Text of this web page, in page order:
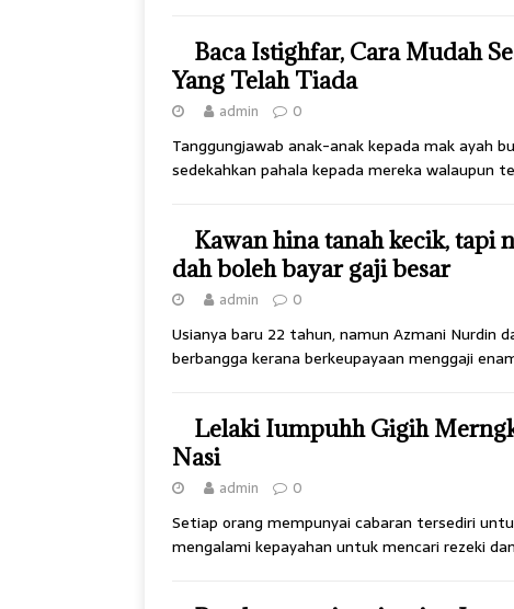
Baca Istighfar, Cara Mudah
Yang Telah Tiada
admin 0
Tanggungjawab anak-anak kepada mak ayah
sedekahkan pahala kepada mereka walaupun
Kawan hina tanah kecik, tapi
dah boleh bayar gaji besar
admin 0
Usianya baru 22 tahun, namun Azmani Nurdin
berbangga kerana berkeupayaan menggaji
Lelaki Iumpuhh Gigih
Nasi
admin 0
Setiap orang mempunyai cabaran tersediri
mengalami kepayahan untuk mencari rezeki